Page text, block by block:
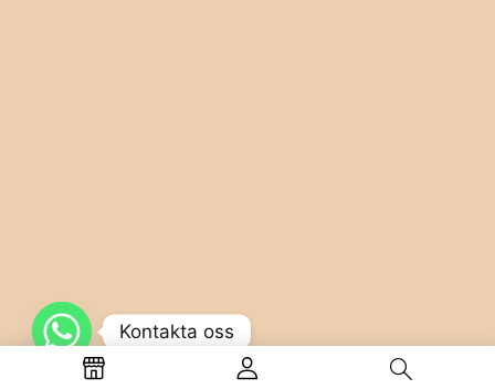
Kontakta oss